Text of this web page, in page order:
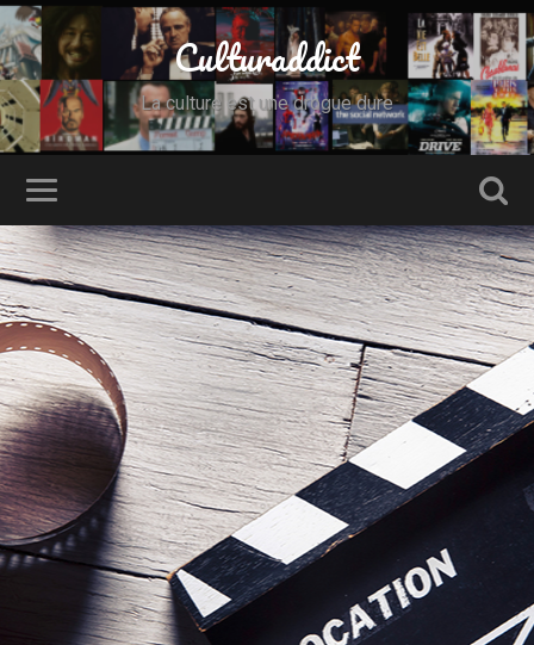
Culturaddict
La culture est une drogue dure